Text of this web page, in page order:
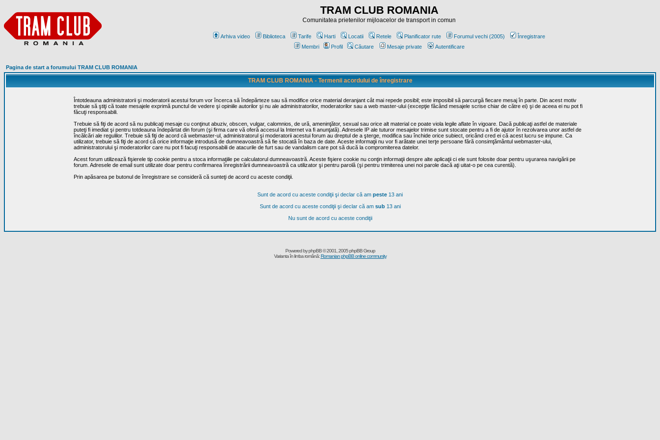
TRAM CLUB ROMANIA
Comunitatea prietenilor mijloacelor de transport in comun
Arhiva video Biblioteca Tarife Harti Locatii Retele Planificator rute Forumul vechi (2005)
Înregistrare
Membri
Profil Căutare Mesaje private Autentificare
Pagina de start a forumului TRAM CLUB ROMANIA
TRAM CLUB ROMANIA - Termenii acordului de înregistrare
Întotdeauna administratorii şi moderatorii acestui forum vor încerca să îndepărteze sau să modifice orice material deranjant cât mai repede posibil; este imposibil să parcurgă fiecare mesaj în parte. Din acest motiv
trebuie să ştiţi că toate mesajele exprimă punctul de vedere şi opiniile autorilor şi nu ale administratorilor, moderatorilor sau a web master-ului (excepţie făcând mesajele scrise chiar de către ei) şi de aceea ei nu pot fi
făcuţi responsabili.
Trebuie să fiţi de acord să nu publicaţi mesaje cu conţinut abuziv, obscen, vulgar, calomnios, de ură, ameninţător, sexual sau orice alt material ce poate viola legile aflate în vigoare. Dacă publicaţi astfel de materiale
puteţi fi imediat şi pentru totdeauna îndepărtat din forum (şi firma care vă oferă accesul la Internet va fi anunţată). Adresele IP ale tuturor mesajelor trimise sunt stocate pentru a fi de ajutor în rezolvarea unor astfel de
încălcări ale regulilor. Trebuie să fiţi de acord că webmaster-ul, administratorul şi moderatorii acestui forum au dreptul de a şterge, modifica sau închide orice subiect, oricând cred ei că acest lucru se impune. Ca
utilizator, trebuie să fiţi de acord că orice informaţie introdusă de dumneavoastră să fie stocată în baza de date. Aceste informaţii nu vor fi arătate unei terţe persoane fără consimţământul webmaster-ului,
administratorului şi moderatorilor care nu pot fi facuţi responsabili de atacurile de furt sau de vandalism care pot să ducă la compromiterea datelor.
Acest forum utilizează fişierele tip cookie pentru a stoca informaţiile pe calculatorul dumneavoastră. Aceste fişiere cookie nu conţin informaţii despre alte aplicaţii ci ele sunt folosite doar pentru uşurarea navigării pe
forum. Adresele de email sunt utilizate doar pentru confirmarea înregistrării dumneavoastră ca utilizator şi pentru parolă (şi pentru trimiterea unei noi parole dacă aţi uitat-o pe cea curentă).
Prin apăsarea pe butonul de înregistrare se consideră că sunteţi de acord cu aceste condiţii.
Sunt de acord cu aceste condiţii şi declar că am peste 13 ani
Sunt de acord cu aceste condiţii şi declar că am sub13 ani
Nu sunt de acord cu aceste condiţii
Powered byphpBB© 2001, 2005 phpBB Group
Varianta în limba română:Romanian phpBB online community